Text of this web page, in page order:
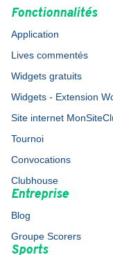
Fonctionnalités
Application
Lives commentés
Widgets gratuits
Widgets - Extension
Site internet
Tournoi
Convocations
Clubhouse
Entreprise
Blog
Groupe Scorers
Sports